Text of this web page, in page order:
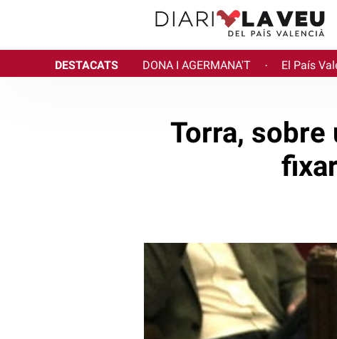
DESTACATS DONA I AGERMANA'T · El País
Torra, sobre